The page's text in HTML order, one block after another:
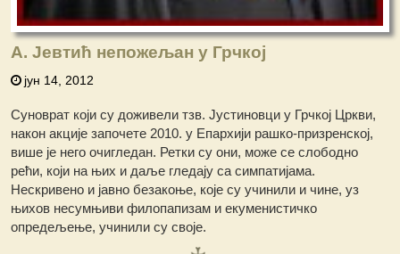
А. Јевтић непожељан у Грчкој
јун 14, 2012
Суноврат који су доживели тзв. Јустиновци у Грчкој Цркви,
након акције започете 2010. у Епархији рашко-призренској,
више је него очигледан. Ретки су они, може се слободно
рећи, који на њих и даље гледају са симпатијама.
Нескривено и јавно безакоње, које су учинили и чине, уз
њихов несумњиви филопапизам и екуменистичко
опредељење, учинили су своје.